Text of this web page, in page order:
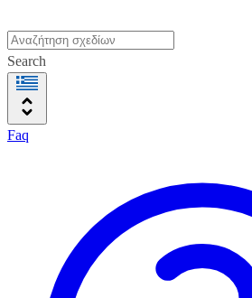
Search
Faq